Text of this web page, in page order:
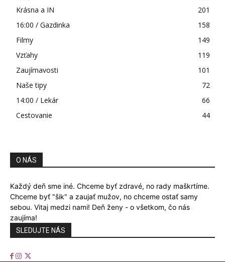
Krásna a IN
201
16:00 / Gazdinka
158
Filmy
149
Vzťahy
119
Zaujímavosti
101
Naše tipy
72
14:00 / Lekár
66
Cestovanie
44
O NÁS
Každý deň sme iné. Chceme byť zdravé, no rady maškrtíme.
Chceme byť "šik" a zaujať mužov, no chceme ostať samy
sebou. Vitaj medzi nami! Deň ženy - o všetkom, čo nás
zaujíma!
SLEDUJTE NÁS